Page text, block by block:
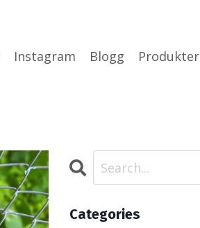
Instagram Blogg Produkter
Categories